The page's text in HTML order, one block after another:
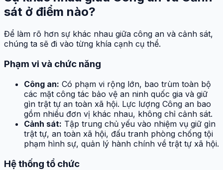
sát ở điểm nào?
Để làm rõ hơn sự khác nhau giữa công an và cảnh sát,
chúng ta sẽ đi vào từng khía cạnh cụ thể.
Phạm vi và chức năng
Công an: Có phạm vi rộng lớn, bao trùm toàn bộ
các mặt công tác bảo vệ an ninh quốc gia và giữ
gìn trật tự an toàn xã hội. Lực lượng Công an bao
gồm nhiều đơn vị khác nhau, không chỉ cảnh sát.
Cảnh sát: Tập trung chủ yếu vào nhiệm vụ giữ gìn
trật tự, an toàn xã hội, đấu tranh phòng chống tội
phạm hình sự, quản lý hành chính về trật tự xã hội.
Hệ thống tổ chức